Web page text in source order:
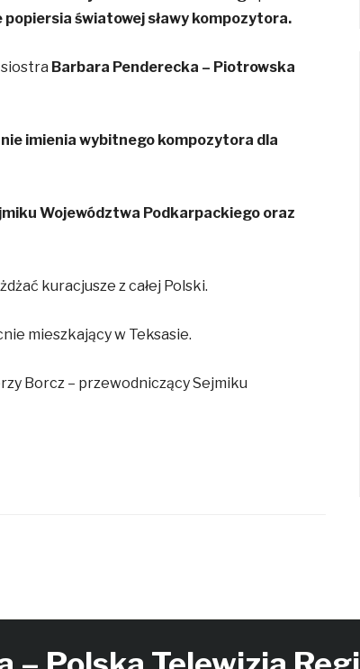
popiersia światowej sławy kompozytora.
Barbara Penderecka – Piotrowska
imienia wybitnego kompozytora dla
Województwa Podkarpackiego oraz
kuracjusze z całej Polski.
mieszkający w Teksasie.
Borcz – przewodniczący Sejmiku